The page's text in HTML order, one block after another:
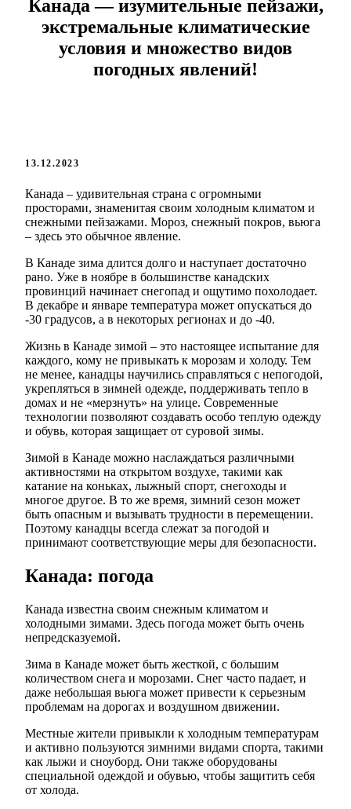
Канада — изумительные пейзажи,
экстремальные климатические
условия и множество видов
погодных явлений!
13.12.2023
Канада – удивительная страна с огромными
просторами, знаменитая своим холодным климатом и
снежными пейзажами. Мороз, снежный покров, вьюга
– здесь это обычное явление.
В Канаде зима длится долго и наступает достаточно
рано. Уже в ноябре в большинстве канадских
провинций начинает снегопад и ощутимо похолодает.
В декабре и январе температура может опускаться до
-30 градусов, а в некоторых регионах и до -40.
Жизнь в Канаде зимой – это настоящее испытание для
каждого, кому не привыкать к морозам и холоду. Тем
не менее, канадцы научились справляться с непогодой,
укрепляться в зимней одежде, поддерживать тепло в
домах и не «мерзнуть» на улице. Современные
технологии позволяют создавать особо теплую одежду
и обувь, которая защищает от суровой зимы.
Зимой в Канаде можно наслаждаться различными
активностями на открытом воздухе, такими как
катание на коньках, лыжный спорт, снегоходы и
многое другое. В то же время, зимний сезон может
быть опасным и вызывать трудности в перемещении.
Поэтому канадцы всегда слежат за погодой и
принимают соответствующие меры для безопасности.
Канада: погода
Канада известна своим снежным климатом и
холодными зимами. Здесь погода может быть очень
непредсказуемой.
Зима в Канаде может быть жесткой, с большим
количеством снега и морозами. Снег часто падает, и
даже небольшая вьюга может привести к серьезным
проблемам на дорогах и воздушном движении.
Местные жители привыкли к холодным температурам
и активно пользуются зимними видами спорта, такими
как лыжи и сноуборд. Они также оборудованы
специальной одеждой и обувью, чтобы защитить себя
от холода.